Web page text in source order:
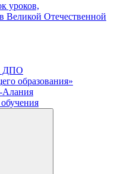
уроков,
Отечественной
ДПО
образования»
Алания